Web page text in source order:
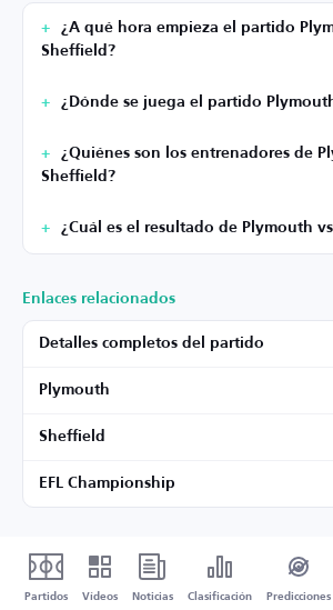
¿A qué hora empieza el partido
Sheffield?
¿Dónde se juega el partido
¿Quiénes son los entrenadores de
Sheffield?
¿Cuál es el resultado de Plymouth
Enlaces relacionados
Detalles completos del partido
Plymouth
Sheffield
EFL Championship
Partidos Vídeos Noticias Clasificación Predicciones